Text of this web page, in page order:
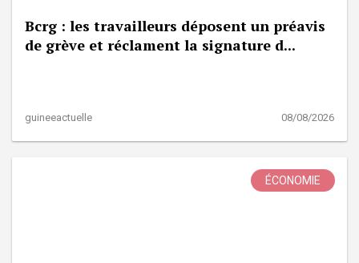
Bcrg : les travailleurs déposent un préavis
de grève et réclament la signature d...
guineeactuelle 08/08/2026
ÉCONOMIE